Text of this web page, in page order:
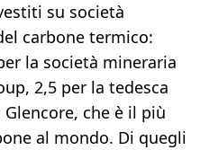
su società
carbone termico:
la società mineraria
2,5 per la tedesca
che è il più
al mondo. Di quegli